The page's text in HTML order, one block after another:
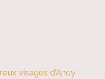
visages d’Andy